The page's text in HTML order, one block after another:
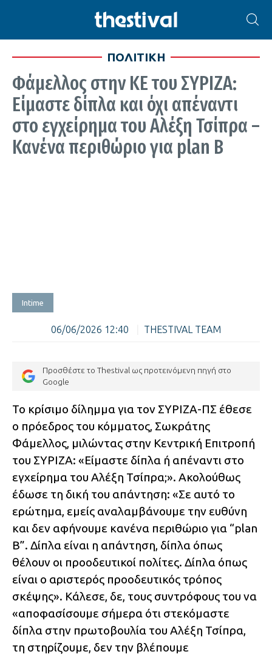
ΠΟΛΙΤΙΚΗ
Φάμελλος στην ΚΕ του ΣΥΡΙΖΑ:
Είμαστε δίπλα και όχι απέναντι
στο εγχείρημα του Αλέξη Τσίπρα –
Κανένα περιθώριο για plan B
Intime
06/06/2026 12:40 THESTIVAL TEAM
Προσθέστε το Thestival ως προτεινόμενη πηγή στο
Google
Το κρίσιμο δίλημμα για τον ΣΥΡΙΖΑ-ΠΣ έθεσε
ο πρόεδρος του κόμματος, Σωκράτης
Φάμελλος, μιλώντας στην Κεντρική Επιτροπή
του ΣΥΡΙΖΑ: «Είμαστε δίπλα ή απέναντι στο
εγχείρημα του Αλέξη Τσίπρα;». Ακολούθως
έδωσε τη δική του απάντηση: «Σε αυτό το
ερώτημα, εμείς αναλαμβάνουμε την ευθύνη
και δεν αφήνουμε κανένα περιθώριο για “plan
B”. Δίπλα είναι η απάντηση, δίπλα όπως
θέλουν οι προοδευτικοί πολίτες. Δίπλα όπως
είναι ο αριστερός προοδευτικός τρόπος
σκέψης». Κάλεσε, δε, τους συντρόφους του να
«αποφασίσουμε σήμερα ότι στεκόμαστε
δίπλα στην πρωτοβουλία του Αλέξη Τσίπρα,
τη στηρίζουμε, δεν την βλέπουμε